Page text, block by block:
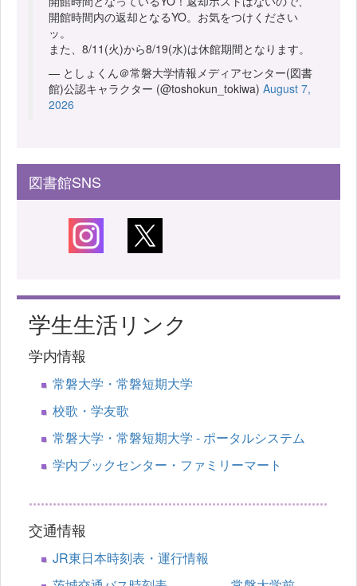
開館時間内の返却となるYO。お気をつけください
ッ。
また、8/11(火)から8/19(水)は休館期間となります。
— としょくん＠常磐大学情報メディアセンター(図書
館)公認キャラクター (@toshokun_tokiwa) August 7,
2026
図書館SNS
学生生活リンク
学内情報
常磐大学・常磐短期大学
校歌・学友歌
常磐大学・常磐短期大学 - ポータルシステム
学内ブックセンター・ファミリーマート
交通情報
JR東日本時刻表・運行情報